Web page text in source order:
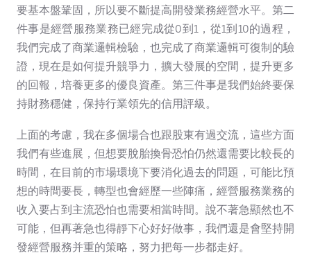
要基本盤鞏固，所以要不斷提高開發業務經營水平。第二
件事是經營服務業務已經完成從0到1，從1到10的過程，
我們完成了商業邏輯檢驗，也完成了商業邏輯可復制的驗
證，現在是如何提升競爭力，擴大發展的空間，提升更多
的回報，培養更多的優良資產。第三件事是我們始終要保
持財務穩健，保持行業領先的信用評級。
上面的考慮，我在多個場合也跟股東有過交流，這些方面
我們有些進展，但想要脫胎換骨恐怕仍然還需要比較長的
時間，在目前的市場環境下要消化過去的問題，可能比預
想的時間要長，轉型也會經歷一些陣痛，經營服務業務的
收入要占到主流恐怕也需要相當時間。說不著急顯然也不
可能，但再著急也得靜下心好好做事，我們還是會堅持開
發經營服務并重的策略，努力把每一步都走好。